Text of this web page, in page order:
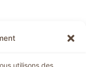
utilisons des